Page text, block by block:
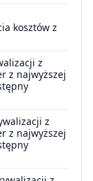
kosztów z
z
z najwyższej
z
z najwyższej